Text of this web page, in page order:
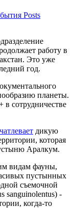
Posts
работу в
Это уже
год.
планеты.
в сотрудничестве
дикую
которая
Аралкум.
видам фауны,
пустынных
съемочной
sanguinolentus) -
когда-то